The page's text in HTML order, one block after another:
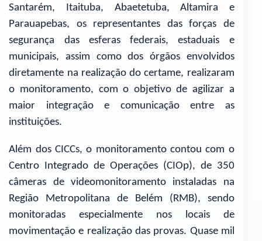
Santarém, Itaituba, Abaetetuba, Altamira e
Parauapebas, os representantes das forças de
segurança das esferas federais, estaduais e
municipais, assim como dos órgãos envolvidos
diretamente na realização do certame, realizaram
o monitoramento, com o objetivo de agilizar a
maior integração e comunicação entre as
instituições.
Além dos CICCs, o monitoramento contou com o
Centro Integrado de Operações (CIOp), de 350
câmeras de videomonitoramento instaladas na
Região Metropolitana de Belém (RMB), sendo
monitoradas especialmente nos locais de
movimentação e realização das provas. Quase mil